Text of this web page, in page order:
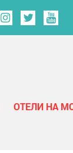
ОТЕЛИ НА